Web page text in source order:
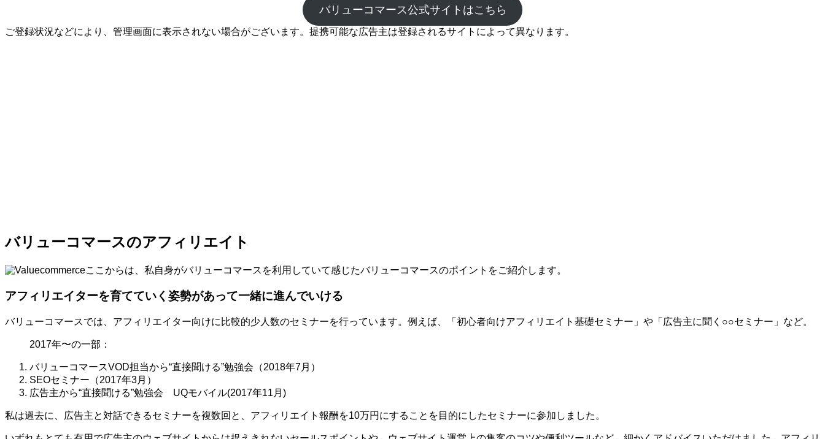
バリューコマース公式サイトはこちら
ご登録状況などにより、管理画面に表示されない場合がございます。提携可能な広告主は登録されるサイトによって異なります。
バリューコマースのアフィリエイト
ここからは、私自身がバリューコマースを利用していて感じたバリューコマースのポイントをご紹介します。
アフィリエイターを育てていく姿勢があって一緒に進んでいける
バリューコマースでは、アフィリエイター向けに比較的少人数のセミナーを行っています。例えば、「初心者向けアフィリエイト基礎セミナー」や「広告主に聞く○○セミナー」など。
2017年〜の一部：
バリューコマースVOD担当から“直接聞ける”勉強会（2018年7月）
SEOセミナー（2017年3月）
広告主から“直接聞ける”勉強会 UQモバイル(2017年11月)
私は過去に、広告主と対話できるセミナーを複数回と、アフィリエイト報酬を10万円にすることを目的にしたセミナーに参加しました。